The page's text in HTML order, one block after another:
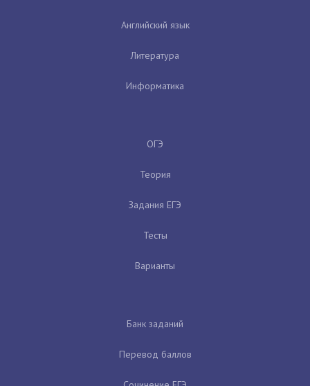
Английский язык
Литература
Информатика
ОГЭ
Теория
Задания ЕГЭ
Тесты
Варианты
Банк заданий
Перевод баллов